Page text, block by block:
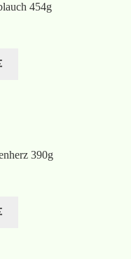
454g
390g